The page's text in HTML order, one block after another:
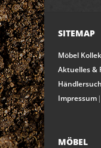
SITEMAP
Möbel
Aktuelles &
Impressum
MÖBEL